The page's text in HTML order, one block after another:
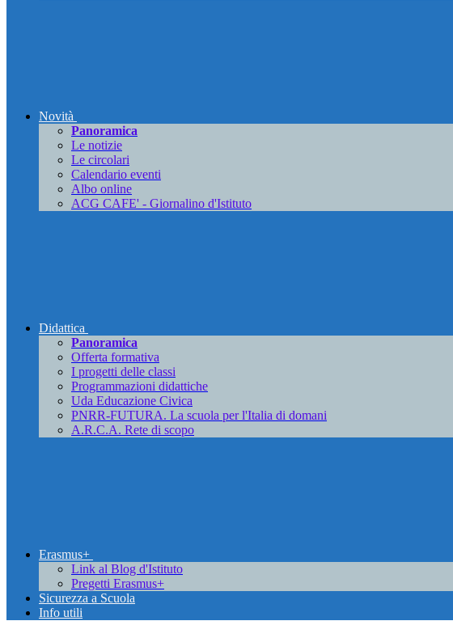
Novità
Panoramica
Le notizie
Le circolari
Calendario eventi
Albo online
ACG CAFE' - Giornalino d'Istituto
Didattica
Panoramica
Offerta formativa
I progetti delle classi
Programmazioni didattiche
Uda Educazione Civica
PNRR-FUTURA. La scuola per l'Italia di domani
A.R.C.A. Rete di scopo
Erasmus+
Link al Blog d'Istituto
Pregetti Erasmus+
Sicurezza a Scuola
Info utili